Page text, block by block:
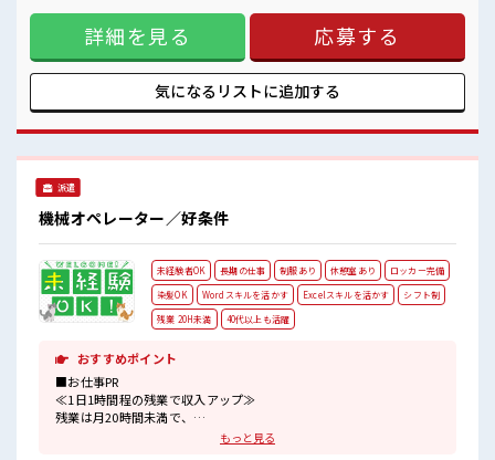
ロッカーあり！
安心してお仕事に集中♪
が、 残業はほとんどナシ！ ≪週休2日制≫ 週末は家族や友人
と一緒にプライベート満喫！ ≪髪色自由で自分らしく働く≫
明るすぎたり奇抜でなければ基本的に自由！ (規定有)制服が
あると毎日の服選びに悩まずOK♪ ≪自分に合った期間で働け
る≫ 福利厚生が整った派遣のお仕事です！ ■職場の雰囲気 キ
バツ過ぎなければ髪色・髪型は自由！ あなたの個性を大事に
ーあり！ 安心してお仕事に集中♪
詳細を見る 応募する
気になるリストに追加する
派遣
機械オペレーター／好条件
未経験者OK 長期の仕事 制服あり 休憩室あり
ロッカー完備
染髪OK
Wordスキルを活かす Excelスキルを活かす
シフト制
残業 20H未満
40代以上も活躍
おすすめポイント
■お仕事PR
≪1日1時間程の残業で収入アップ≫
残業は月20時間未満で、
もっと見る